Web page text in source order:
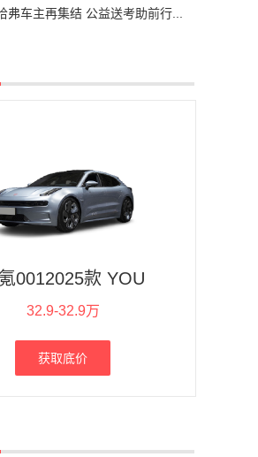
弗车主再集结 公益送考助前行...
0012025款 YOU
32.9-32.9万
获取底价